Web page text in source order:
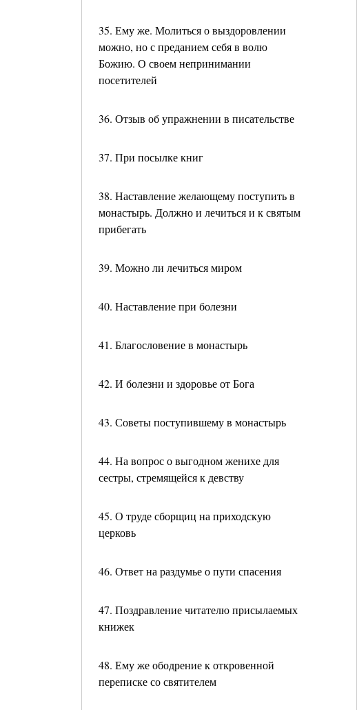
35. Ему же. Молиться о выздоровлении
можно, но с преданием себя в волю
Божию. О своем непринимании
посетителей
36. Отзыв об упражнении в писательстве
37. При посылке книг
38. Наставление желающему поступить в
монастырь. Должно и лечиться и к святым
прибегать
39. Можно ли лечиться миром
40. Наставление при болезни
41. Благословение в монастырь
42. И болезни и здоровье от Бога
43. Советы поступившему в монастырь
44. На вопрос о выгодном женихе для
сестры, стремящейся к девству
45. О труде сборщиц на приходскую
церковь
46. Ответ на раздумье о пути спасения
47. Поздравление читателю присылаемых
книжек
48. Ему же ободрение к откровенной
переписке со святителем